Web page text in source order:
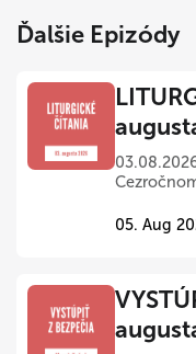
Ďalšie Epizódy
05. Aug